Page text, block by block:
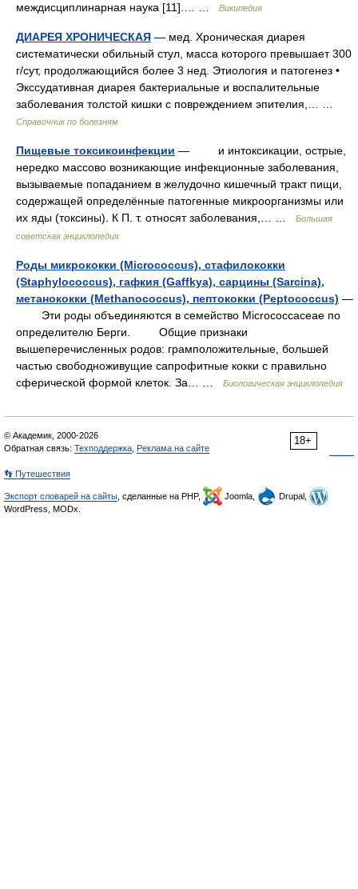
междисциплинарная наука [11].… …
Википедия
ДИАРЕЯ ХРОНИЧЕСКАЯ — мед. Хроническая диарея
систематически обильный стул, масса которого превышает 300
г/сут, продолжающийся более 3 нед. Этиология и патогенез •
Экссудативная диарея бактериальные и воспалительные
заболевания толстой кишки с повреждением эпителия,… …
Справочник по болезням
Пищевые токсикоинфекции — и интоксикации, острые,
нередко массово возникающие инфекционные заболевания,
вызываемые попаданием в желудочно кишечный тракт пищи,
содержащей определённые патогенные микроорганизмы или
их яды (токсины). К П. т. относят заболевания,… …
Большая
советская энциклопедия
Роды микрококки (Micrococcus), стафилококки
(Staphylococcus), гафкия (Gaffkya), сарцины (Sarcina),
метанококки (Methanococcus), пептококки (Peptococcus) —
Эти роды объединяются в семейство Microсоссасеае по
определителю Берги. Общие признаки
вышеперечисленных родов: грамположительные, большей
частью свободноживущие сапрофитные кокки с правильно
сферической формой клеток. За… …
Биологическая энциклопедия
18+
© Академик, 2000-2026
Обратная связь: Техподдержка Реклама на сайте
👣 Путешествия
Экспорт словарей на сайты , сделанные на PHP, Joomla,
Drupal,
WordPress, MODx.